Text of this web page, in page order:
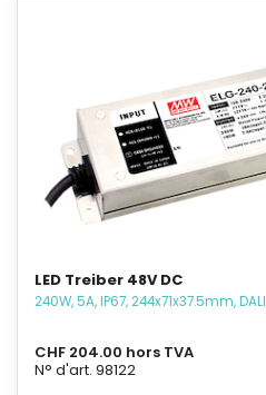
LED Treiber 48V DC
240W, 5A, IP67, 244x71x37.5mm, DALI
CHF 204.00 hors TVA
N° d'art. 98122